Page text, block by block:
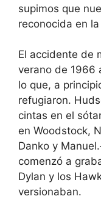
supimos que
reconocida en
El accidente de
verano de 1966
lo que, a
refugiaron.
cintas en el
en Woodstock,
Danko y Manuel.
comenzó a
Dylan y los
versionaban.